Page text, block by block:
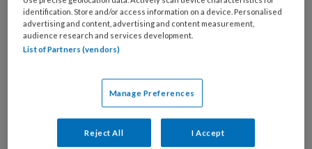
PREMIUM
Bekijk de mogelijkheden
Al abonnee? Log dan in
identification. Store and/or access information on a device. Personalised
advertising and content, advertising and content measurement,
audience research and services development.
List of Partners (vendors)
Manage Preferences
Reject All I Accept